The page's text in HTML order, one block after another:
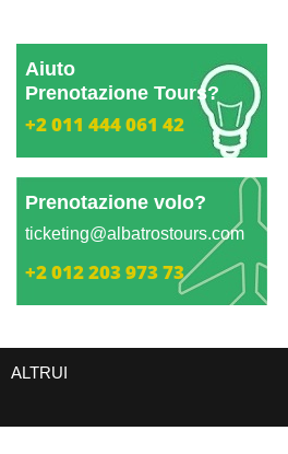
Aiuto
Prenotazione Tours?
+2 011 444 061 42
Prenotazione volo?
ticketing@albatrostours.com
+2 012 203 973 73
ALTRUI